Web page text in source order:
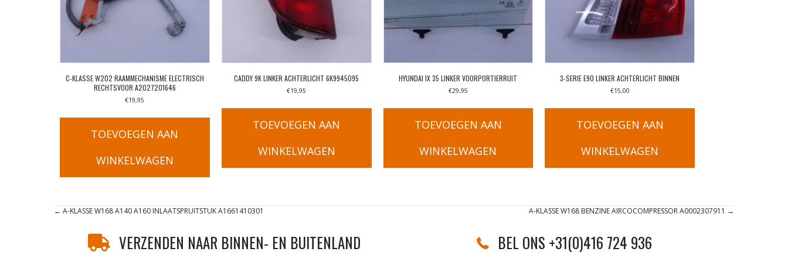
C-KLASSE W202 RAAMMECHANISME ELECTRISCH
RECHTSVOOR A2027201646
€19,95
TOEVOEGEN AAN
WINKELWAGEN
CADDY 9K LINKER ACHTERLICHT 6K9945095
€19,95
TOEVOEGEN AAN
WINKELWAGEN
HYUNDAI IX 35 LINKER VOORPORTIERRUIT
€29,95
TOEVOEGEN AAN
WINKELWAGEN
3-SERIE E90 LINKER ACHTERLICHT BINNEN
€15,00
TOEVOEGEN AAN
WINKELWAGEN
Posts
navigation
← A-KLASSE W168 A140 A160 INLAATSPRUITSTUK A1661410301 A-KLASSE W168 BENZINE AIRCOCOMPRESSOR A0002307911 →
VERZENDEN NAAR BINNEN- EN BUITENLAND BEL ONS +31(0)416 724 936